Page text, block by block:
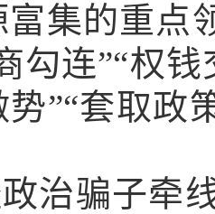
集的重点
勾连”“权
”“套取政
治骗子牵